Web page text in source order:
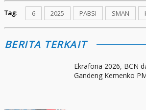
Tag: 6 2025 PABSI SMAN
BERITA TERKAIT
Ekraforia 2026, BCN
Gandeng Kemenko